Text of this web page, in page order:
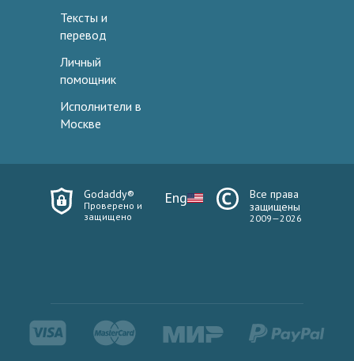
Тексты и
перевод
Личный
помощник
Исполнители в
Москве
Godaddy®
Проверено и
защищено
Eng
Все права
защищены
2009—2026